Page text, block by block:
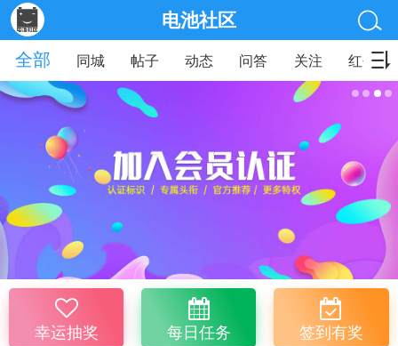
电池社区
全部
同城 帖子 动态 问答 关注 红包
幸运抽奖 每日任务 签到有奖